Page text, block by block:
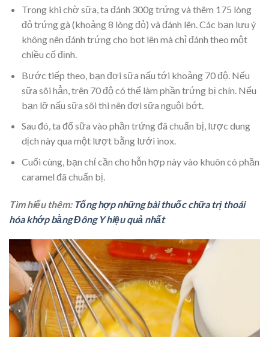
Trong khi chờ sữa, ta đánh 300g trứng và thêm 175 lòng
đỏ trứng gà (khoảng 8 lòng đỏ) và đánh lên. Các bạn lưu ý
không nên đánh trứng cho bọt lên mà chỉ đánh theo một
chiều cố định.
Bước tiếp theo, bạn đợi sữa nấu tới khoảng 70 độ. Nếu
sữa sôi hẳn, trên 70 độ có thể làm phần trứng bị chín. Nếu
bạn lỡ nấu sữa sôi thì nên đợi sữa nguội bớt.
Sau đó, ta đổ sữa vào phần trứng đã chuẩn bị, lược dung
dịch này qua một lượt bằng lưới inox.
Cuối cùng, bạn chỉ cần cho hỗn hợp này vào khuôn có phần
caramel đã chuẩn bị.
Tìm hiểu thêm: Tổng hợp những bài thuốc chữa trị thoái
hóa khớp bằng Đông Y hiệu quả nhất